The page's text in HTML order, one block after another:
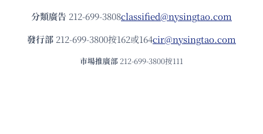
分類廣告 212-699-3808classified@nysingtao.com
發⾏部 212-699-3800按162或164cir@nysingtao.com
市場推廣部 212-699-3800按111